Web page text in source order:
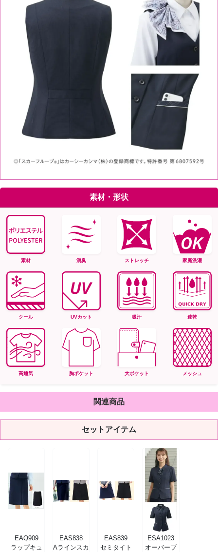
素材・形状
素材 消臭 ストレッチ 家庭洗濯
クール UVカット 吸汗 速乾
高通気 胸ポケット 大ポケット メッシュ
関連商品
セットアイテム
EAQ909
ラップキュ
EAS838
Aラインスカ
EAS839
セミタイト
ESA1023
オーバーブ